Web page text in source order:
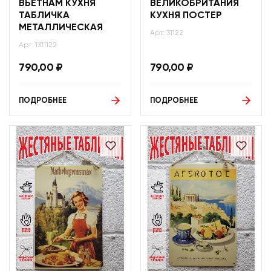
ВЬЕТНАМ КУХНЯ
ТАБЛИЧКА
МЕТАЛЛИЧЕСКАЯ
Арт: 1311122
790,00 ₽
ПОДРОБНЕЕ
ВЕЛИКОБРИТАНИЯ
КУХНЯ ПОСТЕР
Арт: 31122
790,00 ₽
ПОДРОБНЕЕ